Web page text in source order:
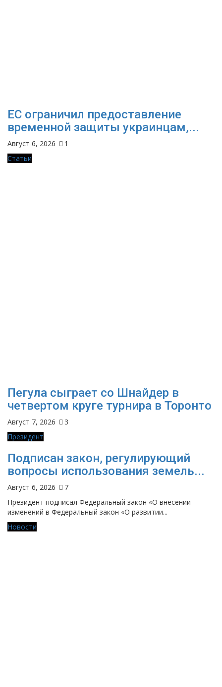
ЕС ограничил предоставление
временной защиты украинцам,...
Август 6, 2026
1
Статьи
Пегула сыграет со Шнайдер в
четвертом круге турнира в Торонто
Август 7, 2026
3
Президент
Подписан закон, регулирующий
вопросы использования земель...
Август 6, 2026
7
Президент подписал Федеральный закон «О внесении
изменений в Федеральный закон «О развитии...
Новости